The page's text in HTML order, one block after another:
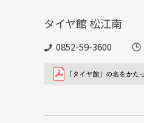
タイヤ館 松江南
0852-59-3600